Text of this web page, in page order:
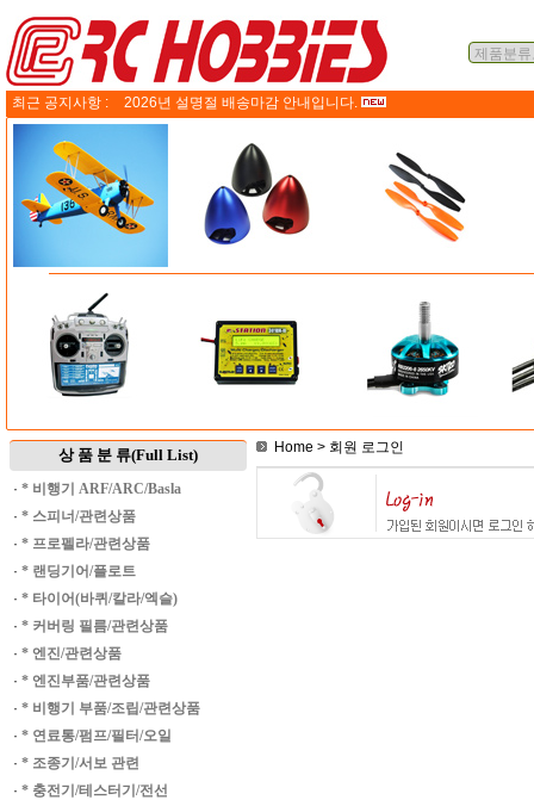
최근 공지사항 : 2026년 설명절 배송마감 안내입니다.
상 품 분 류(Full List)
· * 비행기 ARF/ARC/Basla
· * 스피너/관련상품
· * 프로펠라/관련상품
· * 랜딩기어/플로트
· * 타이어(바퀴/칼라/엑슬)
· * 커버링 필름/관련상품
· * 엔진/관련상품
· * 엔진부품/관련상품
· * 비행기 부품/조립/관련상품
· * 연료통/펌프/필터/오일
· * 조종기/서보 관련
· * 충전기/테스터기/전선
Home > 회원 로그인